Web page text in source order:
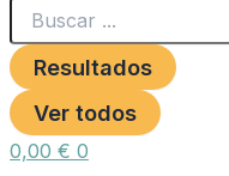
Resultados
Ver todos
0,00 € 0